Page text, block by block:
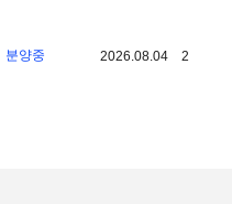
분양중 2026.08.04 2